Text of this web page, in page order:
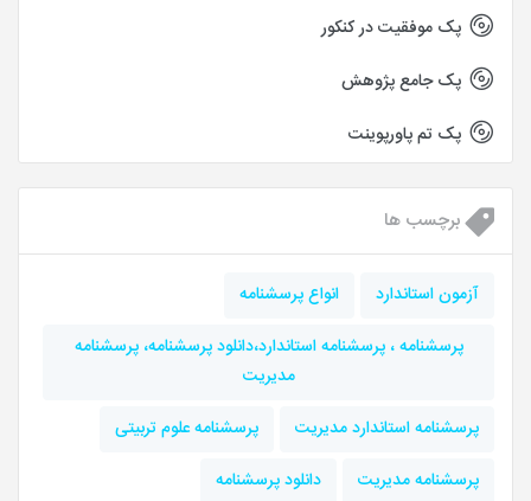
پک موفقیت در کنکور
پک جامع پژوهش
پک تم پاورپوینت
برچسب ها
آزمون استاندارد
انواع پرسشنامه
پرسشنامه ، پرسشنامه استاندارد،دانلود پرسشنامه، پرسشنامه
مدیریت
پرسشنامه استاندارد مدیریت
پرسشنامه علوم تربیتی
پرسشنامه مدیریت
دانلود پرسشنامه